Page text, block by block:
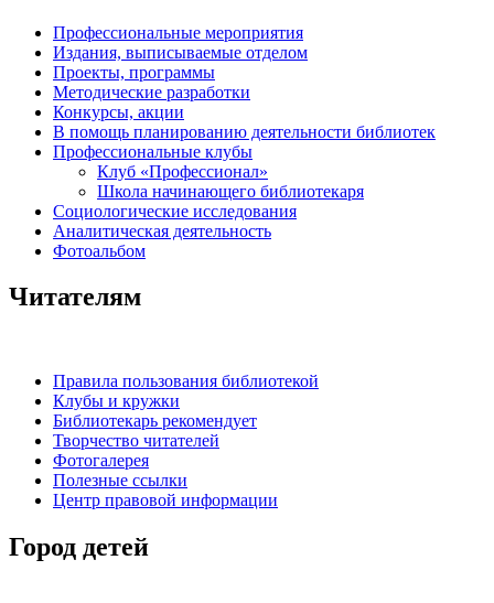
Профессиональные мероприятия
Издания, выписываемые отделом
Проекты, программы
Методические разработки
Конкурсы, акции
В помощь планированию деятельности библиотек
Профессиональные клубы
Клуб «Профессионал»
Школа начинающего библиотекаря
Социологические исследования
Аналитическая деятельность
Фотоальбом
Читателям
Правила пользования библиотекой
Клубы и кружки
Библиотекарь рекомендует
Творчество читателей
Фотогалерея
Полезные ссылки
Центр правовой информации
Город детей